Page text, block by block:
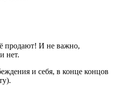
продают! И не важно,
нет.
и себя, в конце концов